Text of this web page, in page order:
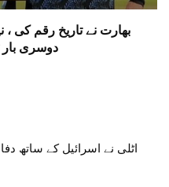
بھارت نے تاریخ رقم کی
دوسری بار ٹی20 ورلڈ کپ کا
اٹلی نے اسرائیل کے ساتھ